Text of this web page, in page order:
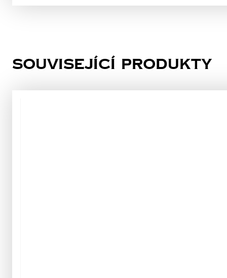
Související produkty